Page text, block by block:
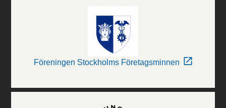
Föreningen Stockholms Företagsminnen